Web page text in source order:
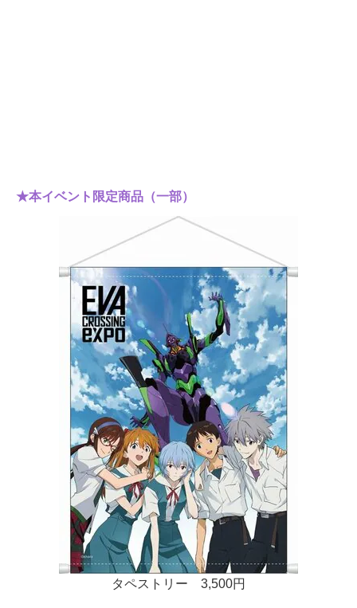
★本イベント限定商品（一部）
タペストリー 3,500円